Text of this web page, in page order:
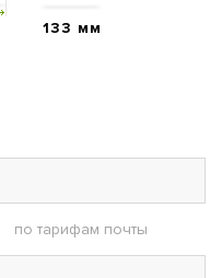
133 мм
по тарифам почты